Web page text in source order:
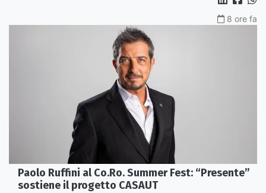
8 ore fa
Paolo Ruffini al Co.Ro. Summer Fest: “Presente”
sostiene il progetto CASAUT